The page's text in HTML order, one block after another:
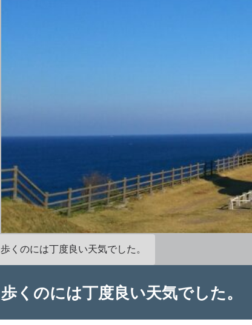
歩くのには丁度良い天気でした。
歩くのには丁度良い天気でした。